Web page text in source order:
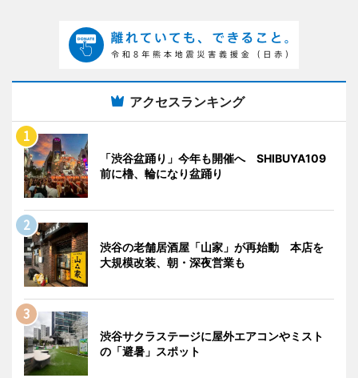
アクセスランキング
「渋谷盆踊り」今年も開催へ SHIBUYA109
前に櫓、輪になり盆踊り
渋谷の老舗居酒屋「山家」が再始動 本店を
大規模改装、朝・深夜営業も
渋谷サクラステージに屋外エアコンやミスト
の「避暑」スポット